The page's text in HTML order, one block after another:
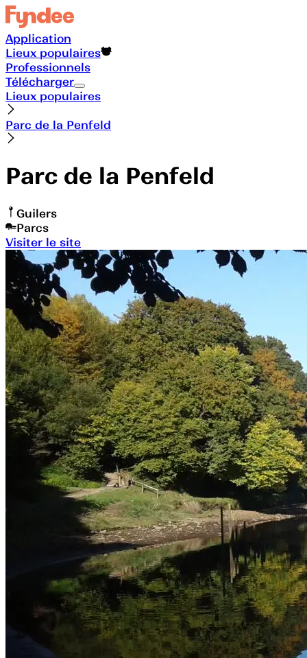
Application
Lieux populaires
Professionnels
Télécharger
Lieux populaires
Parc de la Penfeld
Parc de la Penfeld
Guilers
Parcs
Visiter le site